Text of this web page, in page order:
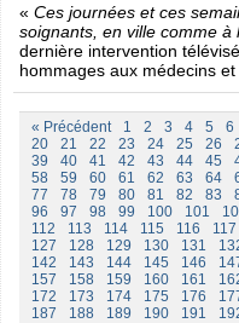
« Ces journées et ces
soignants, en ville comme à
dernière intervention
hommages aux médecins
« Précédent 1 2 3 4 5
6
20
21 22 23 24 25 26
39
40 41 42 43 44 45
58
59 60 61 62 63 64
77
78 79 80 81 82 83
96
97 98 99 100 101
112
113 114 115 116
117
127
128 129 130 131
142
143 144 145 146
157
158 159 160 161
172
173 174 175 176
187
188 189 190 191